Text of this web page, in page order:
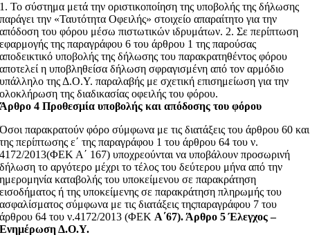
1. Το σύστημα μετά την οριστικοποίηση της υποβολής της δήλωσης
παράγει την «Ταυτότητα Οφειλής» στοιχείο απαραίτητο για την
απόδοση του φόρου μέσω πιστωτικών ιδρυμάτων. 2. Σε περίπτωση
εφαρμογής της παραγράφου 6 του άρθρου 1 της παρούσας
αποδεικτικό υποβολής της δήλωσης του παρακρατηθέντος φόρου
αποτελεί η υποβληθείσα δήλωση σφραγισμένη από τον αρμόδιο
υπάλληλο της Δ.Ο.Υ. παραλαβής με σχετική επισημείωση για την
ολοκλήρωση της διαδικασίας οφειλής του φόρου.
Άρθρο 4 Προθεσμία υποβολής και απόδοσης του φόρου
Όσοι παρακρατούν φόρο σύμφωνα με τις διατάξεις του άρθρου 60 και
της περίπτωσης ε΄ της παραγράφου 1 του άρθρου 64 του ν.
4172/2013(ΦΕΚ Α΄ 167) υποχρεούνται να υποβάλουν προσωρινή
δήλωση το αργότερο μέχρι το τέλος του δεύτερου μήνα από την
ημερομηνία καταβολής του υποκείμενου σε παρακράτηση
εισοδήματος ή της υποκείμενης σε παρακράτηση πληρωμής του
ασφαλίσματος σύμφωνα με τις διατάξεις τηςπαραγράφου 7 του
άρθρου 64 του ν.4172/2013 (ΦΕΚ Α΄67). Άρθρο 5 Έλεγχος –
Ενημέρωση Δ.Ο.Υ.